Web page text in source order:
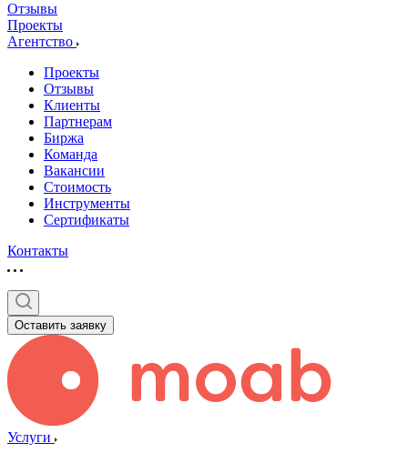
Отзывы
Проекты
Агентство
Проекты
Отзывы
Клиенты
Партнерам
Биржа
Команда
Вакансии
Стоимость
Инструменты
Сертификаты
Контакты
Оставить заявку
Услуги